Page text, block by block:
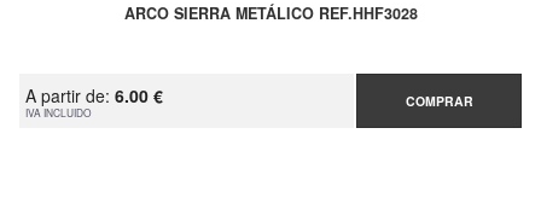
ARCO SIERRA METÁLICO REF.HHF3028
A partir de: 6.00 €
IVA INCLUIDO
COMPRAR